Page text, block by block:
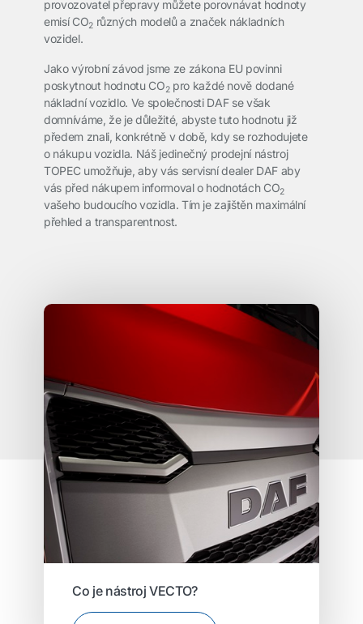
provozovatel přepravy můžete porovnávat hodnoty
emisí CO2různých modelů a značek nákladních
vozidel.
Jako výrobní závod jsme ze zákona EU povinni
poskytnout hodnotu CO2pro každé nově dodané
nákladní vozidlo. Ve společnosti DAF se však
domníváme, že je důležité, abyste tuto hodnotu již
předem znali, konkrétně v době, kdy se rozhodujete
o nákupu vozidla. Náš jedinečný prodejní nástroj
TOPEC umožňuje, aby vás servisní dealer DAF aby
vás před nákupem informoval o hodnotách CO2
vašeho budoucího vozidla. Tím je zajištěn maximální
přehled a transparentnost.
Co je nástroj VECTO?